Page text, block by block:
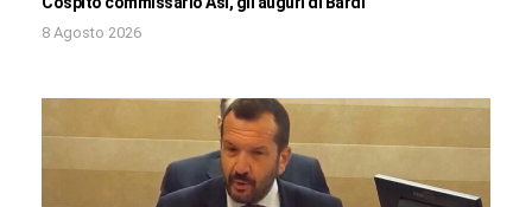
8 Agosto 2026